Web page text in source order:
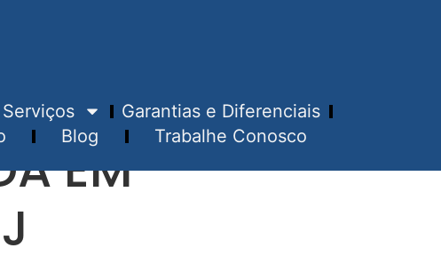
Serviços
Garantias e Diferenciais
Blog Trabalhe Conosco
EM